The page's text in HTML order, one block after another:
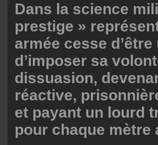
Dans la science
prestige »
armée cesse
d’imposer sa
dissuasion,
réactive,
et payant un lourd
pour chaque mètre